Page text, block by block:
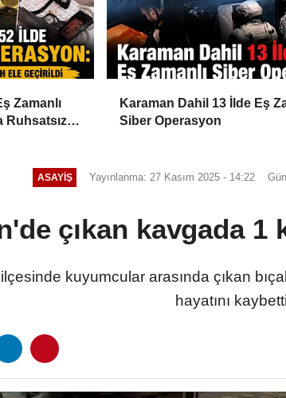
Zamanlı
Ruhsatsız
Karaman Dahil 13 İlde Eş
Siber Operasyon
ASAYIŞ Yayınlanma: 27 Kasım 2025 - 14:22
çıkan kavgada 1
kuyumcular arasında çıkan
hayatını